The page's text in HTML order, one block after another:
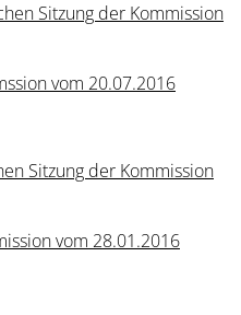
Sitzung der Kommission
vom 20.07.2016
Sitzung der Kommission
vom 28.01.2016